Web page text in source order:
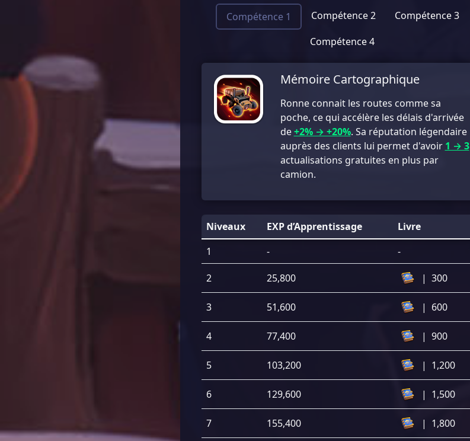
Compétence 1 Compétence 2
Compétence 3
Compétence 4
Mémoire Cartographique
Ronne connait les routes comme sa
poche, ce qui accélère les délais d'arrivée
de+2% → +20%. Sa réputation légendaire
auprès des clients lui permet d'avoir 1 → 3
actualisations gratuites en plus par
camion.
Niveaux EXP d’Apprentissage
Livre
1
- -
2 25,800 | 300
3 51,600 | 600
4 77,400 | 900
5 103,200 | 1,200
6 129,600 | 1,500
7 155,400 | 1,800